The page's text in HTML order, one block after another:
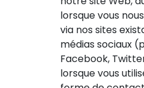
lorsque vous
via nos sites
médias sociaux
Facebook,
lorsque vous